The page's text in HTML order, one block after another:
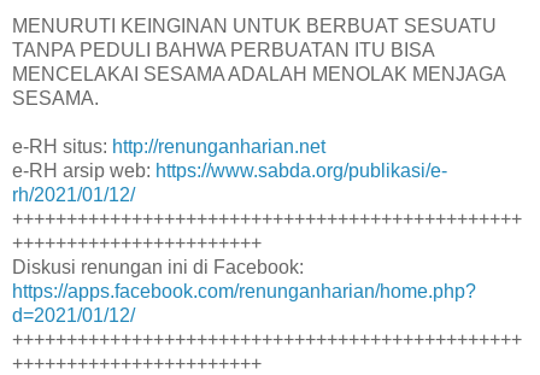
MENURUTI KEINGINAN UNTUK BERBUAT SESUATU
TANPA PEDULI BAHWA PERBUATAN ITU BISA
MENCELAKAI SESAMA ADALAH MENOLAK MENJAGA
SESAMA.
e-RH situs: http://renunganharian.net
e-RH arsip web: https://www.sabda.org/publikasi/e-
rh/2021/01/12/
+++++++++++++++++++++++++++++++++++++++++++++++
+++++++++++++++++++++++
Diskusi renungan ini di Facebook:
https://apps.facebook.com/renunganharian/home.php?
d=2021/01/12/
+++++++++++++++++++++++++++++++++++++++++++++++
+++++++++++++++++++++++